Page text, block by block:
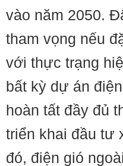
vào năm 2050.
tham vọng nếu
với thực trạng
bất kỳ dự án
hoàn tất đầy đủ
triển khai đầu tư
đó, điện gió